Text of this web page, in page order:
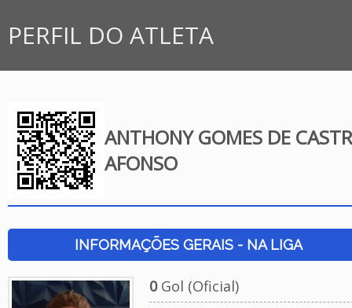
PERFIL DO ATLETA
ANTHONY GOMES DE
AFONSO
INFORMAÇÕES GERAIS - NA LIGA
0Gol (Oficial)